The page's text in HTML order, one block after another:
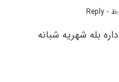
- Reply
بله شهریه شبانه